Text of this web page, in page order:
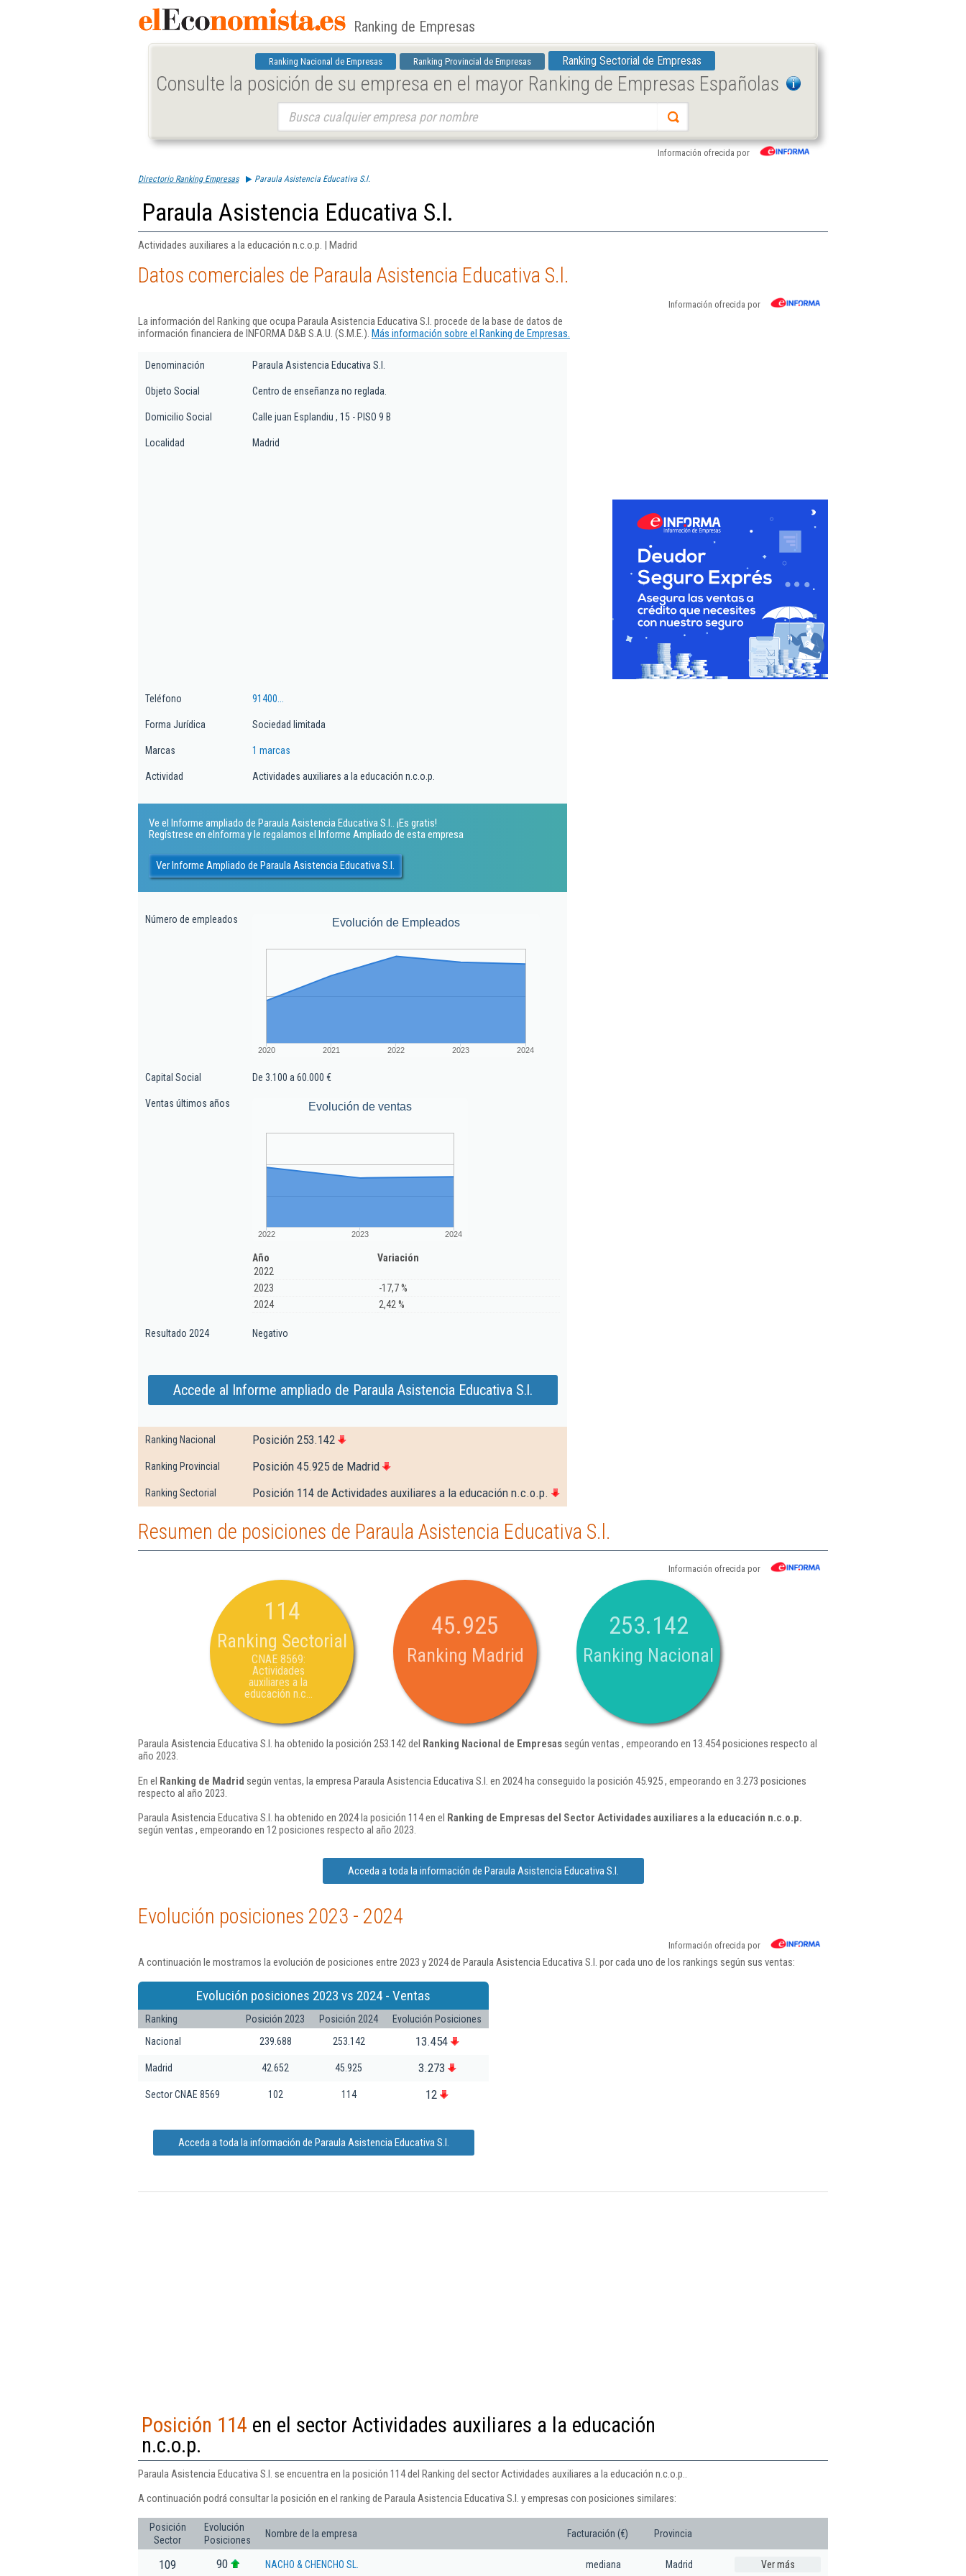
Ranking de Empresas
Ranking Nacional de Empresas Ranking Provincial de Empresas Ranking Sectorial de Empresas
Consulte la posición de su empresa en el mayor Ranking de Empresas Españolas
Información ofrecida por
Directorio Ranking Empresas Paraula Asistencia Educativa S.l.
Paraula Asistencia Educativa S.l.
Actividades auxiliares a la educación n.c.o.p. | Madrid
Datos comerciales de Paraula Asistencia Educativa S.l.
Información ofrecida por
La información del Ranking que ocupa Paraula Asistencia Educativa S.l. procede de la base de datos de
información financiera de INFORMA D&B S.A.U. (S.M.E.). Más información sobre el Ranking de Empresas.
Denominación Paraula Asistencia Educativa S.l.
Objeto Social Centro de enseñanza no reglada.
Domicilio Social Calle juan Esplandiu , 15 - PISO 9 B
Localidad Madrid
Teléfono 91400...
Forma Jurídica Sociedad limitada
Marcas 1 marcas
Actividad Actividades auxiliares a la educación n.c.o.p.
Ve el Informe ampliado de Paraula Asistencia Educativa S.l.. ¡Es gratis!
Regístrese en eInforma y le regalamos el Informe Ampliado de esta empresa
Ver Informe Ampliado de Paraula Asistencia Educativa S.l.
Número de empleados Evolución de Empleados
2020 2021 2022 2023 2024
Capital Social De 3.100 a 60.000 €
Ventas últimos años Evolución de ventas
2022 2023 2024
Año
Variación
2022
2023
-17,7 %
2024
2,42 %
Resultado 2024 Negativo
Accede al Informe ampliado de Paraula Asistencia Educativa S.l.
Ranking Nacional Posición 253.142
Ranking Provincial Posición 45.925 de Madrid
Ranking Sectorial Posición 114 de Actividades auxiliares a la educación n.c.o.p.
Resumen de posiciones de Paraula Asistencia Educativa S.l.
Información ofrecida por
114
Ranking Sectorial
CNAE 8569:
Actividades
auxiliares a la
educación n.c...
45.925
Ranking Madrid
253.142
Ranking Nacional
Paraula Asistencia Educativa S.l. ha obtenido la posición 253.142 del Ranking Nacional de Empresassegún ventas , empeorando en 13.454 posiciones respecto al
año 2023.
En el Ranking de Madrid según ventas, la empresa Paraula Asistencia Educativa S.l. en 2024 ha conseguido la posición 45.925 , empeorando en 3.273 posiciones
respecto al año 2023.
Paraula Asistencia Educativa S.l. ha obtenido en 2024 la posición 114 en el Ranking de Empresas del Sector Actividades auxiliares a la educación n.c.o.p.
según ventas , empeorando en 12 posiciones respecto al año 2023.
Acceda a toda la información de Paraula Asistencia Educativa S.l.
Evolución posiciones 2023 - 2024
Información ofrecida por
A continuación le mostramos la evolución de posiciones entre 2023 y 2024 de Paraula Asistencia Educativa S.l. por cada uno de los rankings según sus ventas:
Evolución posiciones 2023 vs 2024 - Ventas
Ranking Posición 2023 Posición 2024
Evolución Posiciones
Nacional
239.688 253.142 13.454
Madrid 42.652 45.925 3.273
Sector CNAE 8569 102 114 12
Acceda a toda la información de Paraula Asistencia Educativa S.l.
Posición 114 en el sector Actividades auxiliares a la educación
n.c.o.p.
Paraula Asistencia Educativa S.l. se encuentra en la posición 114 del Ranking del sector Actividades auxiliares a la educación n.c.o.p..
A continuación podrá consultar la posición en el ranking de Paraula Asistencia Educativa S.l. y empresas con posiciones similares:
Posición
Sector
Evolución
Posiciones
Nombre de la empresa Facturación (€) Provincia
109 90 NACHO & CHENCHO SL. mediana Madrid Ver más